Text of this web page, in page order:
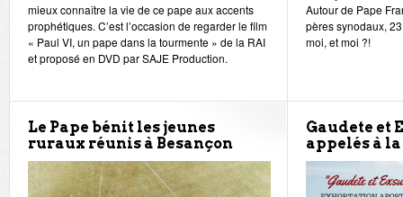
mieux connaître la vie de ce pape aux accents
prophétiques. C’est l’occasion de regarder le film
« Paul VI, un pape dans la tourmente » de la RAI
et proposé en DVD par SAJE Production.
Autour de Pape
pères synodaux,
moi, et moi ?!
Le Pape bénit les jeunes
ruraux réunis à Besançon
Gaudete et
appelés à